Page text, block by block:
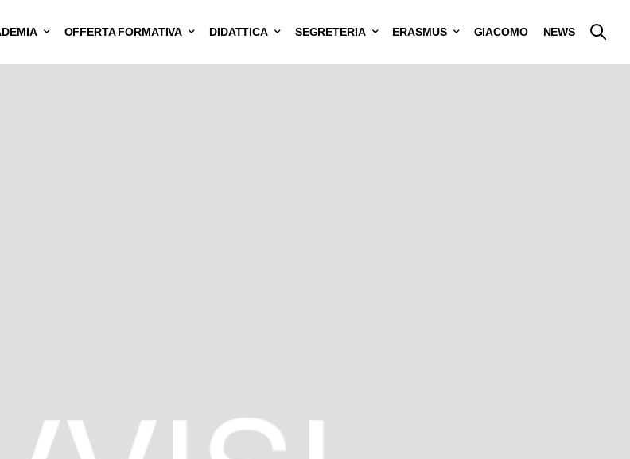
OFFERTA FORMATIVA DIDATTICA SEGRETERIA ERASMUS GIACOMO NEWS